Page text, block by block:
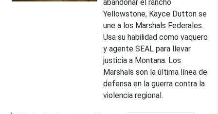
abandonar el rancho
Yellowstone, Kayce Dutton se
une a los Marshals Federales.
Usa su habilidad como vaquero
y agente SEAL para llevar
justicia a Montana. Los
Marshals son la última línea de
defensa en la guerra contra la
violencia regional.